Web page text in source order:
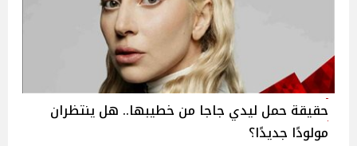
حقيقة حمل ليدي جاجا من خطيبها.. هل ينتظران
مولودًا جديدًا؟